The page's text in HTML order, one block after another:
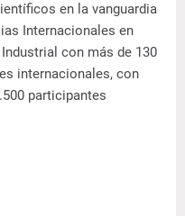
en la vanguardia
Internacionales en
con más de 130
internacionales, con
participantes